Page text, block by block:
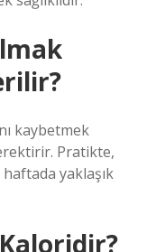
kaybetmek
Pratikte,
yaklaşık